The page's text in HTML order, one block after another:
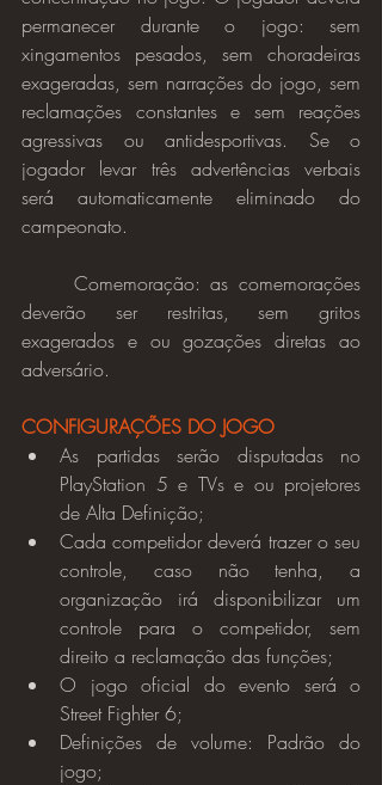
permanecer durante o jogo: sem
xingamentos pesados, sem choradeiras
exageradas, sem narrações do jogo, sem
reclamações constantes e sem reações
agressivas ou antidesportivas. Se o
jogador levar três advertências verbais
será automaticamente eliminado do
campeonato.
deverão ser restritas, sem gritos
exagerados e ou gozações diretas ao
adversário.
CONFIGURAÇÕES DO JOGO
As partidas serão disputadas no
PlayStation 5 e TVs e ou projetores
de Alta Definição;
Cada competidor deverá trazer o seu
controle, caso não tenha, a
organização irá disponibilizar um
controle para o competidor, sem
direito a reclamação das funções;
O jogo oficial do evento será o
Street Fighter 6;
Definições de volume: Padrão do
jogo;